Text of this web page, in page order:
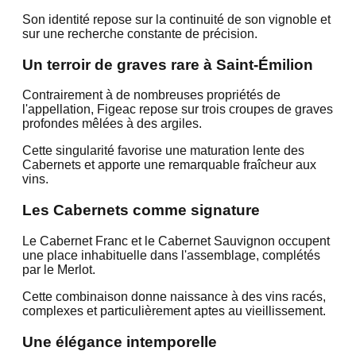
Son identité repose sur la continuité de son vignoble et
sur une recherche constante de précision.
Un terroir de graves rare à Saint-Émilion
Contrairement à de nombreuses propriétés de
l'appellation, Figeac repose sur trois croupes de graves
profondes mêlées à des argiles.
Cette singularité favorise une maturation lente des
Cabernets et apporte une remarquable fraîcheur aux
vins.
Les Cabernets comme signature
Le Cabernet Franc et le Cabernet Sauvignon occupent
une place inhabituelle dans l'assemblage, complétés
par le Merlot.
Cette combinaison donne naissance à des vins racés,
complexes et particulièrement aptes au vieillissement.
Une élégance intemporelle